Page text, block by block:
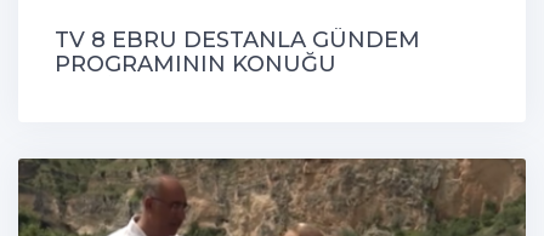
TV 8 EBRU DESTANLA GÜNDEM
PROGRAMININ KONUĞU